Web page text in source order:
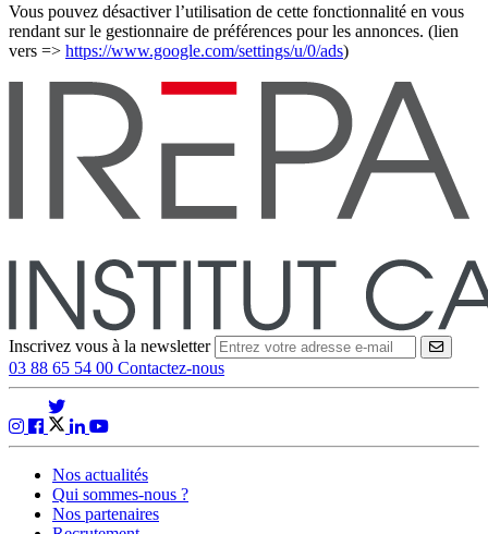
Vous pouvez désactiver l’utilisation de cette fonctionnalité en vous
rendant sur le gestionnaire de préférences pour les annonces. (lien
vers => https://www.google.com/settings/u/0/ads)
Inscrivez vous à la newsletter
03 88 65 54 00 Contactez-nous
Nos actualités
Qui sommes-nous ?
Nos partenaires